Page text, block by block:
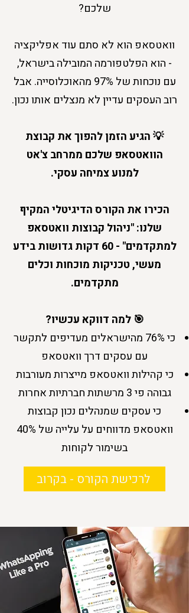
שלכם?
וואטסאפ הוא לא סתם עוד אפליקציה
- הוא הפלטפורמה המובילה בישראל,
עם נוכחות של 97% מהאוכלוסייה. אבל
רוב העסקים עדיין לא מנצלים אותו נכון.
💡 הגיע הזמן להפוך את קבוצת
הוואטסאפ שלכם ממרחב צ'אט
למנוע צמיחה עסקי.
הכירו את הקורס הדיגיטלי המקיף
שלנו: "ניהול קבוצות וואטסאפ
למתקדמים" - 60 דקות גדושות בידע
מעשי, טכניקות מוכחות וכלים
מתקדמים.
🎯 למה דווקא עכשיו?
כי 76% מהישראלים מעדיפים לתקשר
עם עסקים דרך וואטסאפ
כי קהילות וואטסאפ מייצרות מעורבות
גבוהה פי 3 מרשתות חברתיות אחרות
כי עסקים שמנהלים נכון קבוצות
וואטסאפ מדווחים על עלייה של 40%
בשימור לקוחות
לרכישת הקורס - בקרוב